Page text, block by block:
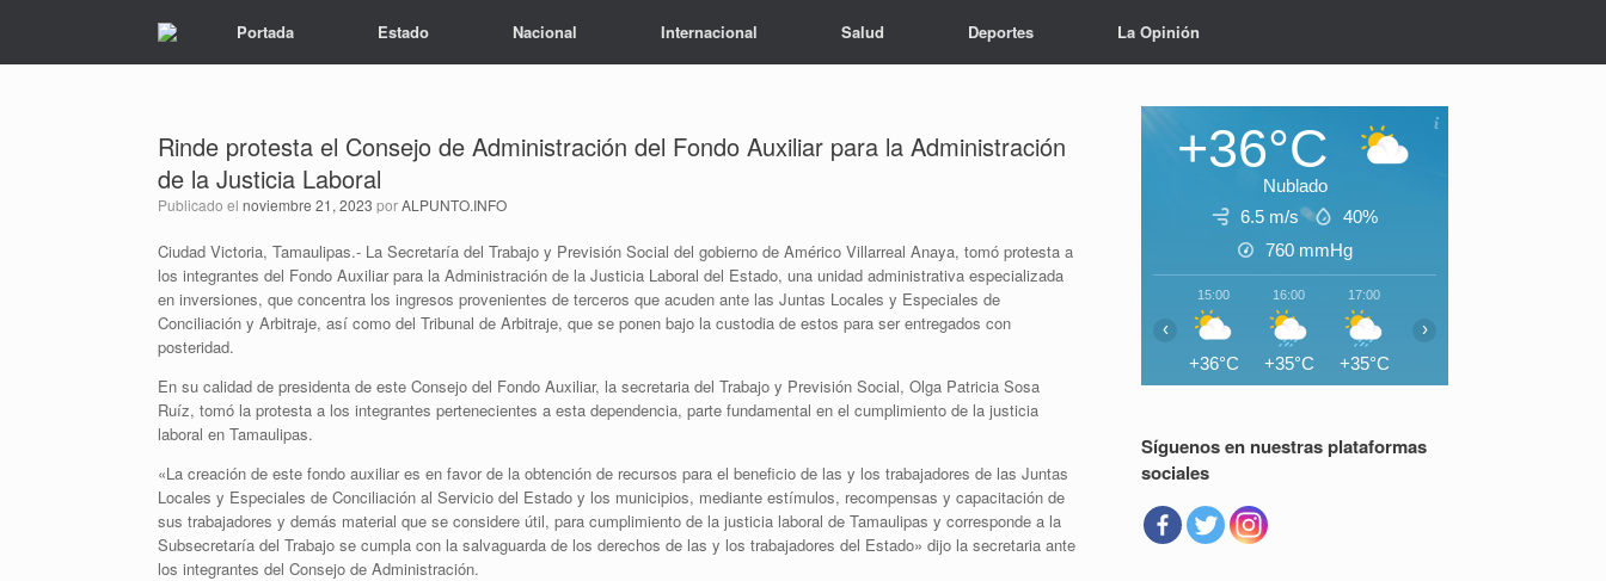
Portada Estado Nacional Internacional Salud Deportes La Opinión
Rinde protesta el Consejo de Administración del Fondo Auxiliar para la Administración
de la Justicia Laboral
Publicado el noviembre 21, 2023 porALPUNTO.INFO
Ciudad Victoria, Tamaulipas.- La Secretaría del Trabajo y Previsión Social del gobierno de Américo Villarreal Anaya, tomó protesta a
los integrantes del Fondo Auxiliar para la Administración de la Justicia Laboral del Estado, una unidad administrativa especializada
en inversiones, que concentra los ingresos provenientes de terceros que acuden ante las Juntas Locales y Especiales de
Conciliación y Arbitraje, así como del Tribunal de Arbitraje, que se ponen bajo la custodia de estos para ser entregados con
posteridad.
En su calidad de presidenta de este Consejo del Fondo Auxiliar, la secretaria del Trabajo y Previsión Social, Olga Patricia Sosa
Ruíz, tomó la protesta a los integrantes pertenecientes a esta dependencia, parte fundamental en el cumplimiento de la justicia
laboral en Tamaulipas.
«La creación de este fondo auxiliar es en favor de la obtención de recursos para el beneficio de las y los trabajadores de las Juntas
Locales y Especiales de Conciliación al Servicio del Estado y los municipios, mediante estímulos, recompensas y capacitación de
sus trabajadores y demás material que se considere útil, para cumplimiento de la justicia laboral de Tamaulipas y corresponde a la
Subsecretaría del Trabajo se cumpla con la salvaguarda de los derechos de las y los trabajadores del Estado» dijo la secretaria ante
los integrantes del Consejo de Administración.
+36°C
Nublado
6.5 m/s
40%
760 mmHg
15:00
+36°C
16:00
+35°C
17:00
+35°C
‹ ›
Síguenos en nuestras plataformas
sociales